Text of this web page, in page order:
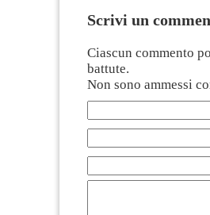
Scrivi un
Ciascun commento
battute.
Non sono ammessi